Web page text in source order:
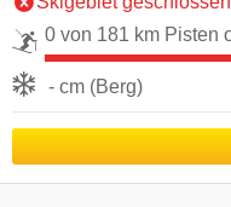
0 von 181 km Pisten
- cm (Berg)